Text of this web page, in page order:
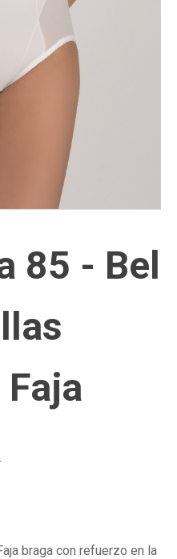
85 - Bel
braga con refuerzo en la